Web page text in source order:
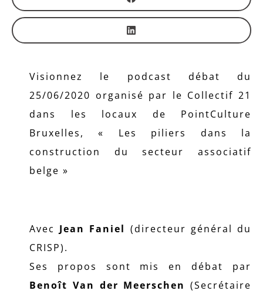
Visionnez le podcast débat du
25/06/2020 organisé par le Collectif 21
dans les locaux de PointCulture
Bruxelles, « Les piliers dans la
construction du secteur associatif
belge »
Avec Jean Faniel (directeur général du
CRISP).
Ses propos sont mis en débat par
Benoît Van der Meerschen (Secrétaire